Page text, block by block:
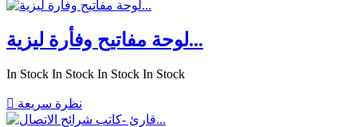
لوحة مفاتيح وفأرة ليزية...
In Stock In Stock In Stock In Stock
 نظرة سريعة